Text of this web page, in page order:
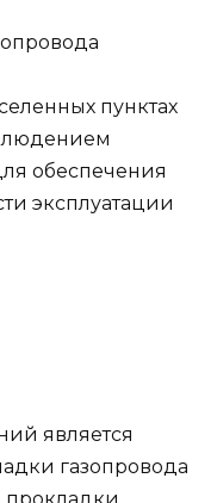
пунктах
обеспечения
эксплуатации
является
газопровода